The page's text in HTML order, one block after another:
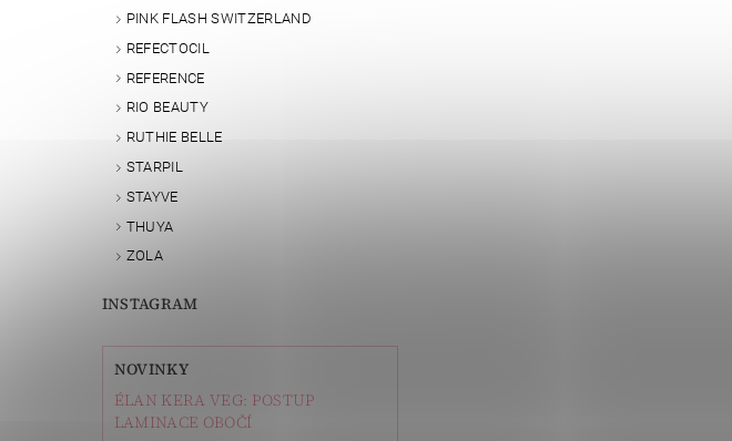
PINK FLASH SWITZERLAND
REFECTOCIL
REFERENCE
RIO BEAUTY
RUTHIE BELLE
STARPIL
STAYVE
THUYA
ZOLA
INSTAGRAM
NOVINKY
ÉLAN KERA VEG: POSTUP
LAMINACE OBOČÍ